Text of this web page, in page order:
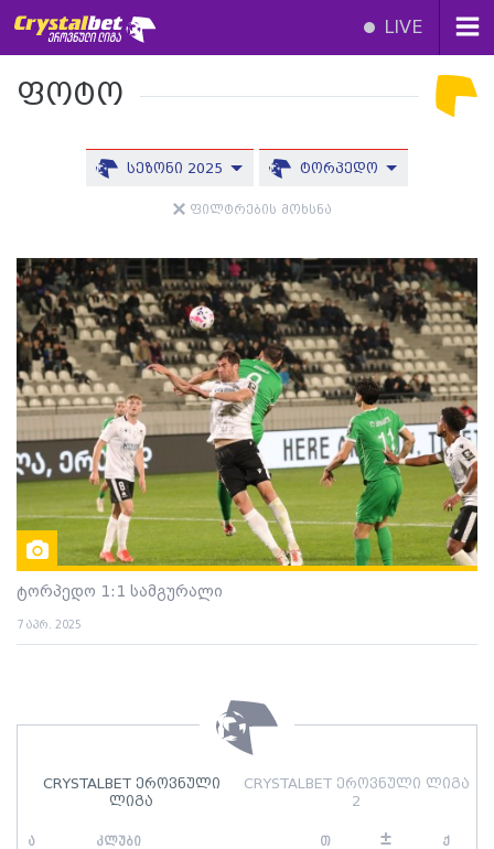
LIVE
CRYSTALBET ეროვნული
ლიგა
CRYSTALBET ეროვნული ლიგა
2
ა კლუბი თ ± ქ
ფოტო
სეზონი 2025 ტორპედო
ფილტრების მოხსნა
ტორპედო 1:1 სამგურალი
7 აპრ. 2025